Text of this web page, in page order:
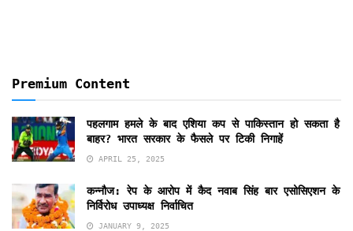
Premium Content
पहलगाम हमले के बाद एशिया कप से पाकिस्तान हो सकता है
बाहर? भारत सरकार के फैसले पर टिकी निगाहें
APRIL 25, 2025
कन्नौज: रेप के आरोप में कैद नवाब सिंह बार एसोसिएशन के
निर्विरोध उपाध्यक्ष निर्वाचित
JANUARY 9, 2025